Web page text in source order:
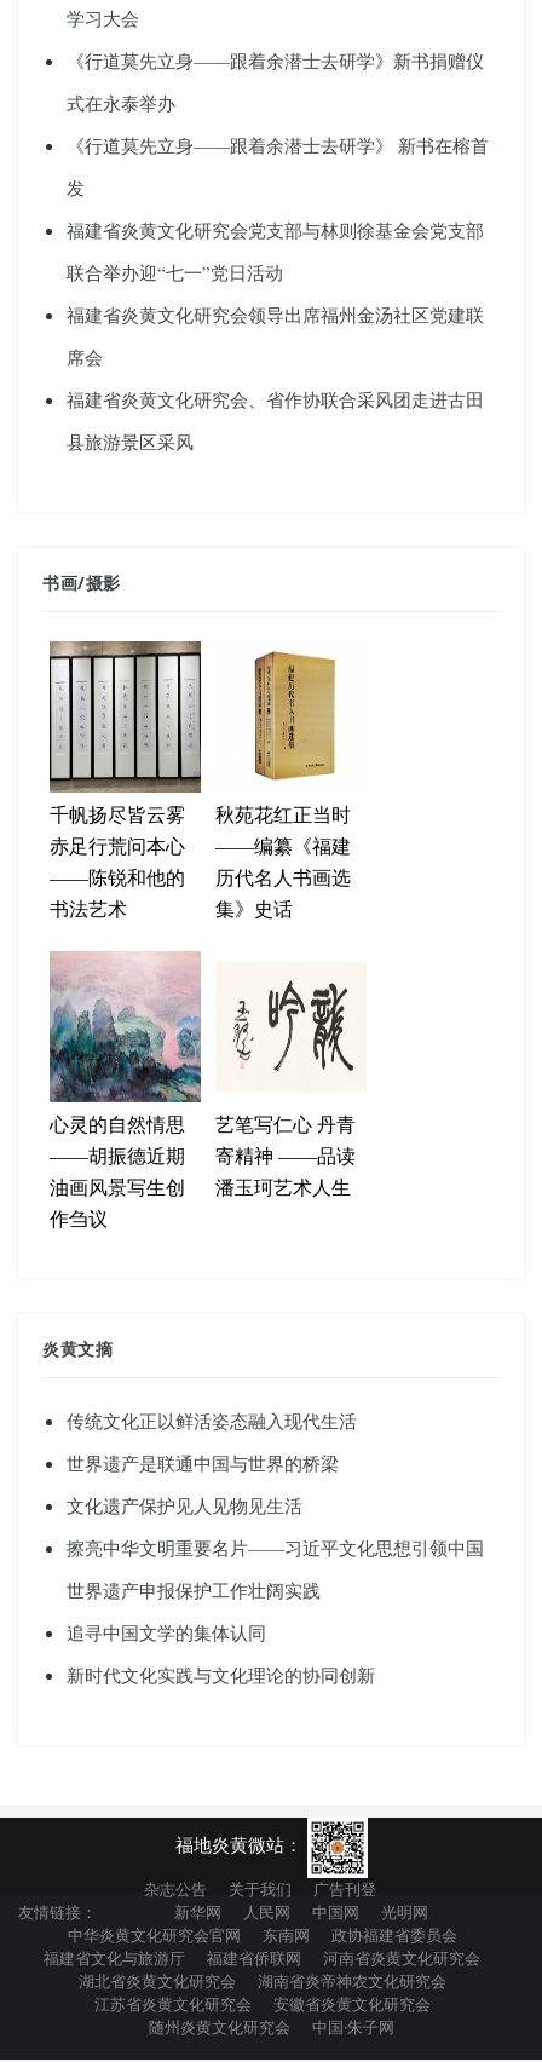
学习大会
《行道莫先立身——跟着余潜士去研学》新书捐赠仪
式在永泰举办
《行道莫先立身——跟着余潜士去研学》 新书在榕首
发
福建省炎黄文化研究会党支部与林则徐基金会党支部
联合举办迎“七一”党日活动
福建省炎黄文化研究会领导出席福州金汤社区党建联
席会
福建省炎黄文化研究会、省作协联合采风团走进古田
县旅游景区采风
书画/摄影
千帆扬尽皆云雾
赤足行荒问本心
——陈锐和他的
书法艺术
秋苑花红正当时
——编纂《福建
历代名人书画选
集》史话
心灵的自然情思
——胡振德近期
油画风景写生创
作刍议
艺笔写仁心 丹青
寄精神 ——品读
潘玉珂艺术人生
炎黄文摘
传统文化正以鲜活姿态融入现代生活
世界遗产是联通中国与世界的桥梁
文化遗产保护见人见物见生活
擦亮中华文明重要名片——习近平文化思想引领中国
世界遗产申报保护工作壮阔实践
追寻中国文学的集体认同
新时代文化实践与文化理论的协同创新
福地炎黄微站：
杂志公告 关于我们
广告刊登
友情链接：
新华网 人民网 中国网
光明网
中华炎黄文化研究会官网
东南网
政协福建省委员会
福建省文化与旅游厅
福建省侨联网
河南省炎黄文化研究会
湖北省炎黄文化研究会
湖南省炎帝神农文化研究会
江苏省炎黄文化研究会
安徽省炎黄文化研究会
随州炎黄文化研究会
中国·朱子网